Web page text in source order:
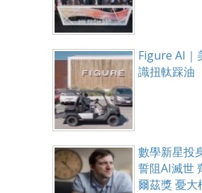
Figure AI｜
識扭軚踩油
數學新星投
誓阻AI滅世
爾茲獎 憂大